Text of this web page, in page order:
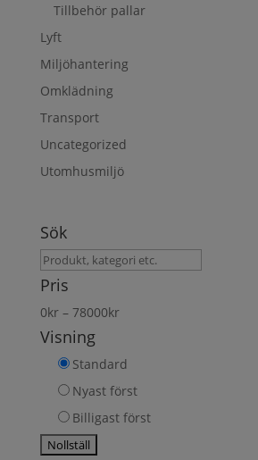
Tillbehör pallar
Lyft
Miljöhantering
Omklädning
Transport
Uncategorized
Utomhusmiljö
Sök
Sök
produkt
Pris
0kr– 78000kr
Visning
Standard
Nyast först
Billigast först